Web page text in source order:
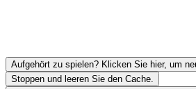
Aufgehört zu spielen? Klicken Sie hier, um
Stoppen und leeren Sie den Cache.